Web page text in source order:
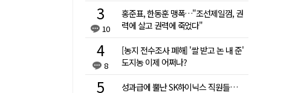
10
홍준표, 한동훈 맹폭…"조선제일껌, 권
력에 살고 권력에 죽었다"
8
[농지 전수조사 폐해] '쌀 받고 논 내 준'
도지농 이제 어쩌나?
성과급에 뿔난 SK하이닉스 직원들…